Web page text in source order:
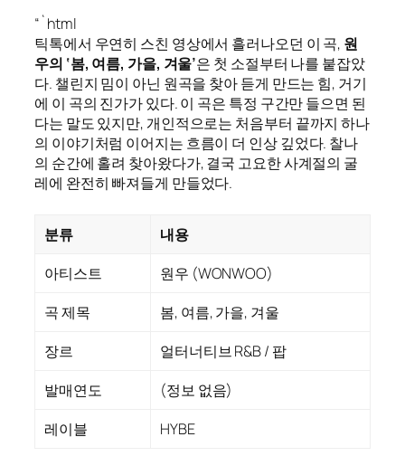
“`html
틱톡에서 우연히 스친 영상에서 흘러나오던 이 곡, 원
우의 ‘봄, 여름, 가을, 겨울’은 첫 소절부터 나를 붙잡았
다. 챌린지 밈이 아닌 원곡을 찾아 듣게 만드는 힘, 거기
에 이 곡의 진가가 있다. 이 곡은 특정 구간만 들으면 된
다는 말도 있지만, 개인적으로는 처음부터 끝까지 하나
의 이야기처럼 이어지는 흐름이 더 인상 깊었다. 찰나
의 순간에 홀려 찾아왔다가, 결국 고요한 사계절의 굴
레에 완전히 빠져들게 만들었다.
분류
내용
아티스트
원우 (WONWOO)
곡 제목
봄, 여름, 가을, 겨울
장르
얼터너티브 R&B / 팝
발매연도
(정보 없음)
레이블
HYBE